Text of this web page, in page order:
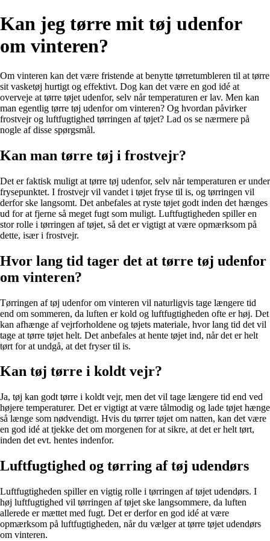
Kan jeg tørre mit tøj udenfor
om vinteren?
Om vinteren kan det være fristende at benytte tørretumbleren til at tørre
sit vasketøj hurtigt og effektivt. Dog kan det være en god idé at
overveje at tørre tøjet udenfor, selv når temperaturen er lav. Men kan
man egentlig tørre tøj udenfor om vinteren? Og hvordan påvirker
frostvejr og luftfugtighed tørringen af tøjet? Lad os se nærmere på
nogle af disse spørgsmål.
Kan man tørre tøj i frostvejr?
Det er faktisk muligt at tørre tøj udenfor, selv når temperaturen er under
frysepunktet. I frostvejr vil vandet i tøjet fryse til is, og tørringen vil
derfor ske langsomt. Det anbefales at ryste tøjet godt inden det hænges
ud for at fjerne så meget fugt som muligt. Luftfugtigheden spiller en
stor rolle i tørringen af tøjet, så det er vigtigt at være opmærksom på
dette, især i frostvejr.
Hvor lang tid tager det at tørre tøj udenfor
om vinteren?
Tørringen af tøj udenfor om vinteren vil naturligvis tage længere tid
end om sommeren, da luften er kold og luftfugtigheden ofte er høj. Det
kan afhænge af vejrforholdene og tøjets materiale, hvor lang tid det vil
tage at tørre tøjet helt. Det anbefales at hente tøjet ind, når det er helt
tørt for at undgå, at det fryser til is.
Kan tøj tørre i koldt vejr?
Ja, tøj kan godt tørre i koldt vejr, men det vil tage længere tid end ved
højere temperaturer. Det er vigtigt at være tålmodig og lade tøjet hænge
så længe som nødvendigt. Hvis du tørrer tøjet om natten, kan det være
en god idé at tjekke det om morgenen for at sikre, at det er helt tørt,
inden det evt. hentes indenfor.
Luftfugtighed og tørring af tøj udendørs
Luftfugtigheden spiller en vigtig rolle i tørringen af tøjet udendørs. I
høj luftfugtighed vil tørringen af tøjet ske langsommere, da luften
allerede er mættet med fugt. Det er derfor en god idé at være
opmærksom på luftfugtigheden, når du vælger at tørre tøjet udendørs
om vinteren.